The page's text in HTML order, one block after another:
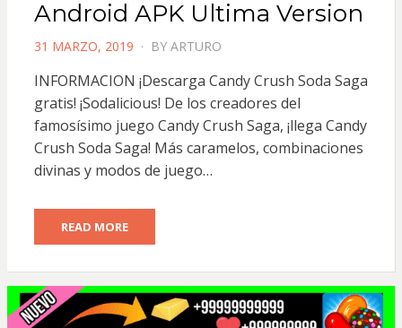
Android APK Ultima Version
POSTED
31 MARZO, 2019 BY ARTURO
INFORMACION ¡Descarga Candy Crush Soda Saga
gratis! ¡Sodalicious! De los creadores del
famosísimo juego Candy Crush Saga, ¡llega Candy
Crush Soda Saga! Más caramelos, combinaciones
divinas y modos de juego…
READ MORE